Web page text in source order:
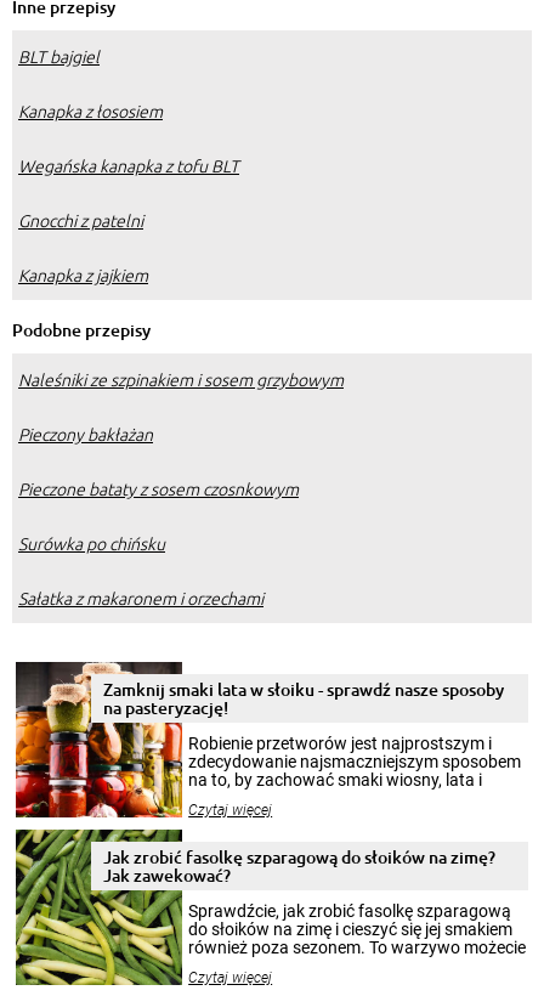
Inne przepisy
BLT bajgiel
Kanapka z łososiem
Wegańska kanapka z tofu BLT
Gnocchi z patelni
Kanapka z jajkiem
Podobne przepisy
Naleśniki ze szpinakiem i sosem grzybowym
Pieczony bakłażan
Pieczone bataty z sosem czosnkowym
Surówka po chińsku
Sałatka z makaronem i orzechami
Zamknij smaki lata w słoiku - sprawdź nasze sposoby
na pasteryzację!
Robienie przetworów jest najprostszym i
zdecydowanie najsmaczniejszym sposobem
na to, by zachować smaki wiosny, lata i
krajobrazów, by cieszyć nimi oko w sezonie
pełni poczuć atmosferę cieplejszych
miesięcy. Przygotowanie słoików ze
patenty, które pozwolą zachować świeżość
przetworów.
Czytaj więcej
Jak zrobić fasolkę szparagową do słoików na zimę?
Jak zawekować?
Sprawdźcie, jak zrobić fasolkę szparagową
do słoików na zimę i cieszyć się jej smakiem
również poza sezonem. To warzywo możecie
nasze propozycje!
Czytaj więcej